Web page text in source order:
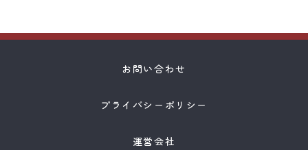
お問い合わせ
プライバシーポリシー
運営会社